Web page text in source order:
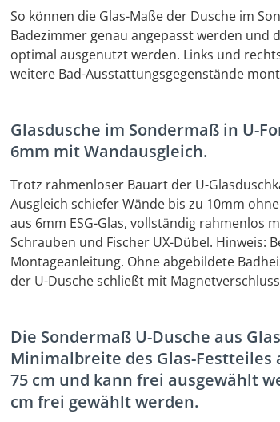
So können die Glas-Maße der Dusche im
Badezimmer genau angepasst werden und
optimal ausgenutzt werden. Links und
weitere Bad-Ausstattungsgegenstände
Glasdusche im Sondermaß in U-
6mm mit Wandausgleich.
Trotz rahmenloser Bauart der U-
Ausgleich schiefer Wände bis zu 10mm
aus 6mm ESG-Glas, vollständig rahmenlos
Schrauben und Fischer UX-Dübel. Hinweis:
Montageanleitung. Ohne abgebildete
der U-Dusche schließt mit
Die Sondermaß U-Dusche aus
Minimalbreite des Glas-
75 cm und kann frei ausgewählt
cm frei gewählt werden.